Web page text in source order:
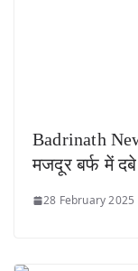
Badrinath
मजदूर बर्फ में दबे
28 February 2025